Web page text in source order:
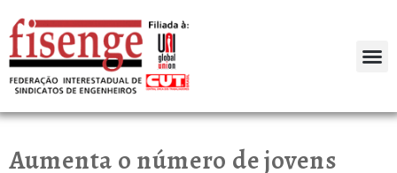
Aumenta o número de jovens